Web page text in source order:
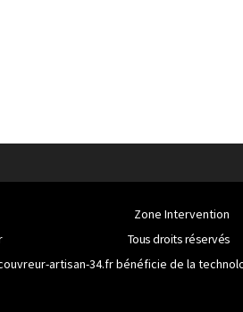
Zone Intervention
Tous droits réservés
artisan-34.fr bénéficie de la